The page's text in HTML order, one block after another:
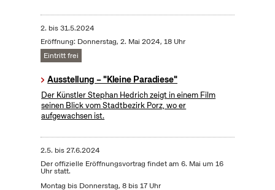
2. bis31.5.2024
Eröffnung: Donnerstag, 2. Mai 2024, 18 Uhr
Eintritt frei
Ausstellung – "Kleine Paradiese"
Der Künstler Stephan Hedrich zeigt in einem Film
seinen Blick vom Stadtbezirk Porz, wo er
aufgewachsen ist.
2.5. bis27.6.2024
Der offizielle Eröffnungsvortrag findet am 6. Mai um 16
Uhr statt.
Montag bis Donnerstag, 8 bis 17 Uhr